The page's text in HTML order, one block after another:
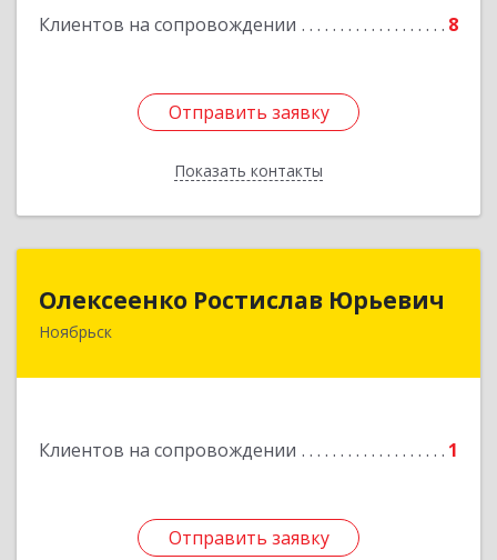
Клиентов на сопровождении 8
Отправить заявку
Показать контакты
Подробнее
Отправить заявку
Назад
Олексеенко Ростислав Юрьевич
Ноябрьск
Клиентов на сопровождении 1
Отправить заявку
629804, Ямало-Ненецкий АО, Ноябрьск г,
Отправить заявку